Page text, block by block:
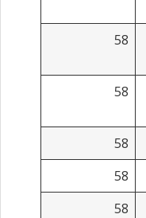
58
58
58
58
58